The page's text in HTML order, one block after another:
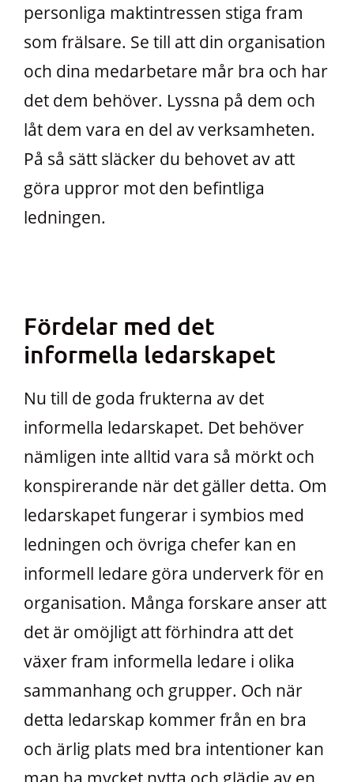
personliga maktintressen stiga fram
som frälsare. Se till att din organisation
och dina medarbetare mår bra och har
det dem behöver. Lyssna på dem och
låt dem vara en del av verksamheten.
På så sätt släcker du behovet av att
göra uppror mot den befintliga
ledningen.
Fördelar med det
informella ledarskapet
Nu till de goda frukterna av det
informella ledarskapet. Det behöver
nämligen inte alltid vara så mörkt och
konspirerande när det gäller detta. Om
ledarskapet fungerar i symbios med
ledningen och övriga chefer kan en
informell ledare göra underverk för en
organisation. Många forskare anser att
det är omöjligt att förhindra att det
växer fram informella ledare i olika
sammanhang och grupper. Och när
detta ledarskap kommer från en bra
och ärlig plats med bra intentioner kan